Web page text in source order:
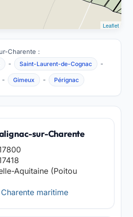
Leaflet
Charente :
- Saint-Laurent-de-Cognac -
- Gimeux - Pérignac
sur-Charente
Aquitaine (Poitou
Charente maritime